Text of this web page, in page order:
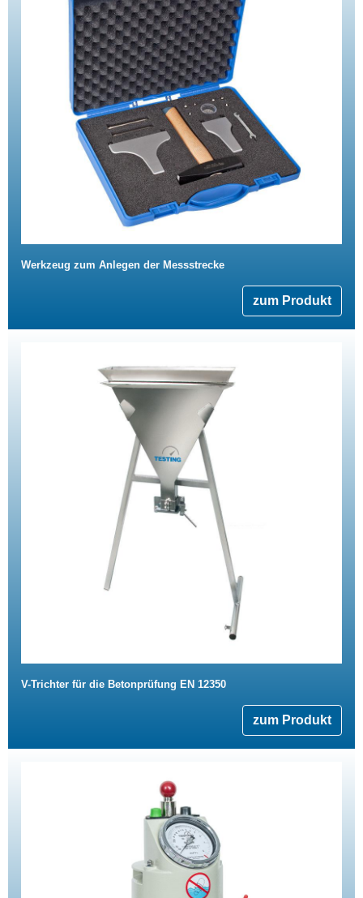
Werkzeug zum Anlegen der Messstrecke
zum Produkt
V-Trichter für die Betonprüfung EN 12350
zum Produkt